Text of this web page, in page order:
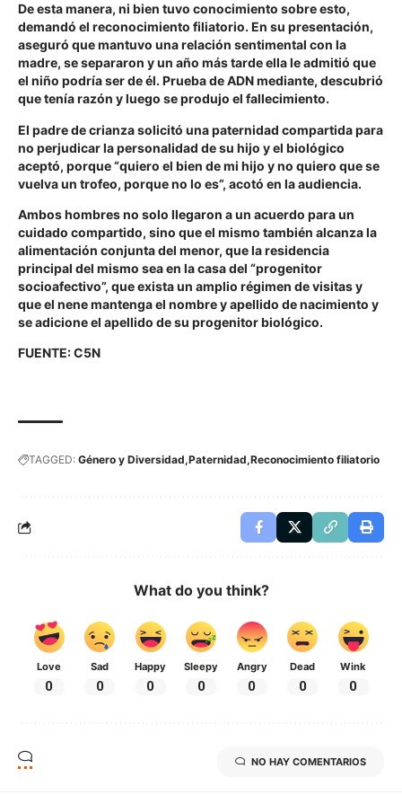
De esta manera, ni bien tuvo conocimiento sobre esto,
demandó el reconocimiento filiatorio. En su presentación,
aseguró que mantuvo una relación sentimental con la
madre, se separaron y un año más tarde ella le admitió que
el niño podría ser de él. Prueba de ADN mediante, descubrió
que tenía razón y luego se produjo el fallecimiento.
El padre de crianza solicitó una paternidad compartida para
no perjudicar la personalidad de su hijo y el biológico
aceptó, porque “quiero el bien de mi hijo y no quiero que se
vuelva un trofeo, porque no lo es”, acotó en la audiencia.
Ambos hombres no solo llegaron a un acuerdo para un
cuidado compartido, sino que el mismo también alcanza la
alimentación conjunta del menor, que la residencia
principal del mismo sea en la casa del “progenitor
socioafectivo”, que exista un amplio régimen de visitas y
que el nene mantenga el nombre y apellido de nacimiento y
se adicione el apellido de su progenitor biológico.
FUENTE: C5N
TAGGED: Género y Diversidad Paternidad Reconocimiento filiatorio
What do you think?
Love
0
Sad
0
Happy
0
Sleepy
0
Angry
0
Dead
0
Wink
0
NO HAY COMENTARIOS